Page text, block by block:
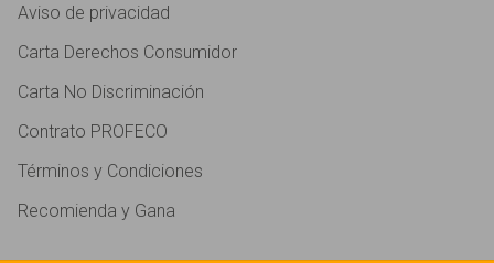
Aviso de privacidad
Carta Derechos Consumidor
Carta No Discriminación
Contrato PROFECO
Términos y Condiciones
Recomienda y Gana